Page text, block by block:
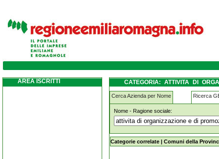
attivita-di-organizzazione-e-di-
AREA ISCRITTI
CATEGORIA: ATTIVITA DI
FERRARA
Cerca Azienda per Nome Ricerca
Nome - Ragione sociale:
attivita-di-organizzazione-e-di-
Categorie correlate | Comuni della